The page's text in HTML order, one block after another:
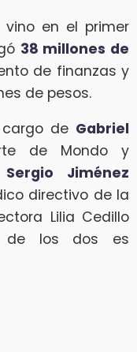
en el primer
38 millones de
de finanzas y
de pesos.
de Gabriel
de Mondo y
Jiménez
directivo de la
Lilia Cedillo
de los dos es